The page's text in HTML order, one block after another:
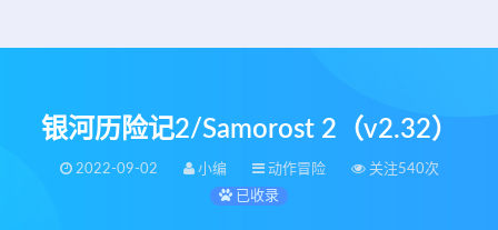
银河历险记2/Samorost 2（v2.32）
2022-09-02 小编 动作冒险
关注540次
已收录